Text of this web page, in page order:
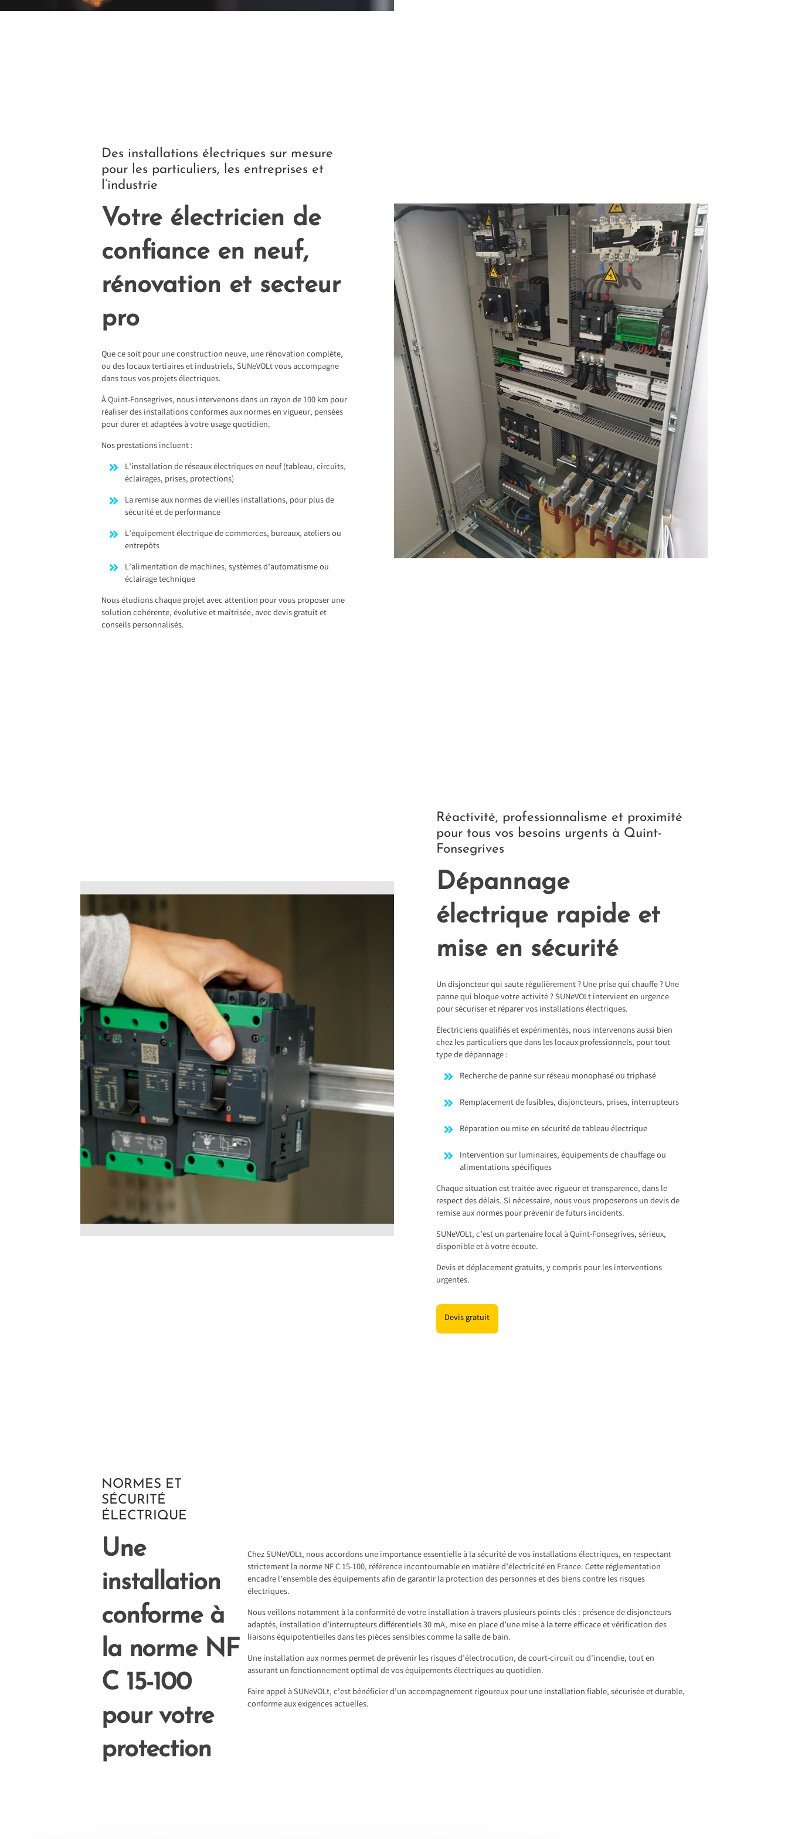
Des installations électriques sur mesure
pour les particuliers, les entreprises et
l’industrie
Votre électricien de
confiance en neuf,
rénovation et secteur
pro
Que ce soit pour une construction neuve, une rénovation complète,
ou des locaux tertiaires et industriels, SUNeVOLt vous accompagne
dans tous vos projets électriques.
À Quint-Fonsegrives, nous intervenons dans un rayon de 100 km pour
réaliser des installations conformes aux normes en vigueur, pensées
pour durer et adaptées à votre usage quotidien.
Nos prestations incluent :
L’installation de réseaux électriques en neuf (tableau, circuits,
éclairages, prises, protections)
La remise aux normes de vieilles installations, pour plus de
sécurité et de performance
L’équipement électrique de commerces, bureaux, ateliers ou
entrepôts
L’alimentation de machines, systèmes d’automatisme ou
éclairage technique
Nous étudions chaque projet avec attention pour vous proposer une
solution cohérente, évolutive et maîtrisée, avec devis gratuit et
conseils personnalisés.
Réactivité, professionnalisme et proximité
pour tous vos besoins urgents à Quint-
Fonsegrives
Dépannage
électrique rapide et
mise en sécurité
Un disjoncteur qui saute régulièrement ? Une prise qui chauffe ? Une
panne qui bloque votre activité ? SUNeVOLt intervient en urgence
pour sécuriser et réparer vos installations électriques.
Électriciens qualifiés et expérimentés, nous intervenons aussi bien
chez les particuliers que dans les locaux professionnels, pour tout
type de dépannage :
Recherche de panne sur réseau monophasé ou triphasé
Remplacement de fusibles, disjoncteurs, prises, interrupteurs
Réparation ou mise en sécurité de tableau électrique
Intervention sur luminaires, équipements de chauffage ou
alimentations spécifiques
Chaque situation est traitée avec rigueur et transparence, dans le
respect des délais. Si nécessaire, nous vous proposerons un devis de
remise aux normes pour prévenir de futurs incidents.
SUNeVOLt, c’est un partenaire local à Quint-Fonsegrives, sérieux,
disponible et à votre écoute.
Devis et déplacement gratuits, y compris pour les interventions
urgentes.
Devis gratuit
NORMES ET
SÉCURITÉ
ÉLECTRIQUE
Une
installation
conforme à
la norme NF
C 15-100
pour votre
protection
Chez SUNeVOLt, nous accordons une importance essentielle à la sécurité de vos installations électriques, en respectant
strictement la norme NF C 15-100, référence incontournable en matière d’électricité en France. Cette réglementation
encadre l’ensemble des équipements afin de garantir la protection des personnes et des biens contre les risques
électriques.
Nous veillons notamment à la conformité de votre installation à travers plusieurs points clés : présence de disjoncteurs
adaptés, installation d’interrupteurs différentiels 30 mA, mise en place d’une mise à la terre efficace et vérification des
liaisons équipotentielles dans les pièces sensibles comme la salle de bain.
Une installation aux normes permet de prévenir les risques d’électrocution, de court-circuit ou d’incendie, tout en
assurant un fonctionnement optimal de vos équipements électriques au quotidien.
Faire appel à SUNeVOLt, c’est bénéficier d’un accompagnement rigoureux pour une installation fiable, sécurisée et durable,
conforme aux exigences actuelles.